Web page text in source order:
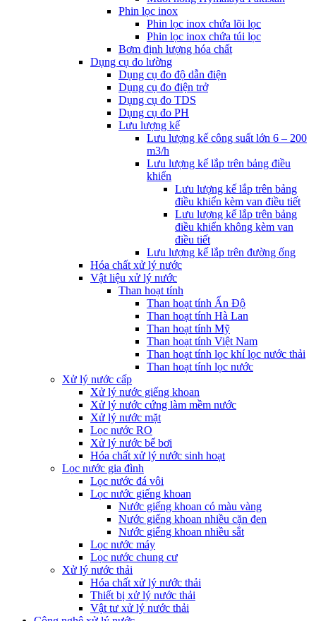
Phin lọc inox
Phin lọc inox chứa lõi lọc
Phin lọc inox chứa túi lọc
Bơm định lượng hóa chất
Dụng cụ đo lường
Dụng cụ đo độ dẫn điện
Dụng cụ đo điện trở
Dụng cụ đo TDS
Dụng cụ đo PH
Lưu lượng kế
Lưu lượng kế công suất lớn 6 – 200
m3/h
Lưu lượng kế lắp trên bảng điều
khiển
Lưu lượng kế lắp trên bảng
điều khiển kèm van điều tiết
Lưu lượng kế lắp trên bảng
điều khiển không kèm van
điều tiết
Lưu lượng kế lắp trên đường ống
Hóa chất xử lý nước
Vật liệu xử lý nước
Than hoạt tính
Than hoạt tính Ấn Độ
Than hoạt tính Hà Lan
Than hoạt tính Mỹ
Than hoạt tính Việt Nam
Than hoạt tính lọc khí lọc nước thải
Than hoạt tính lọc nước
Xử lý nước cấp
Xử lý nước giếng khoan
Xử lý nước cứng làm mềm nước
Xử lý nước mặt
Lọc nước RO
Xử lý nước bể bơi
Hóa chất xử lý nước sinh hoạt
Lọc nước gia đình
Lọc nước đá vôi
Lọc nước giếng khoan
Nước giếng khoan có màu vàng
Nước giếng khoan nhiều cặn đen
Nước giếng khoan nhiều sắt
Lọc nước máy
Lọc nước chung cư
Xử lý nước thải
Hóa chất xử lý nước thải
Thiết bị xử lý nước thải
Vật tư xử lý nước thải